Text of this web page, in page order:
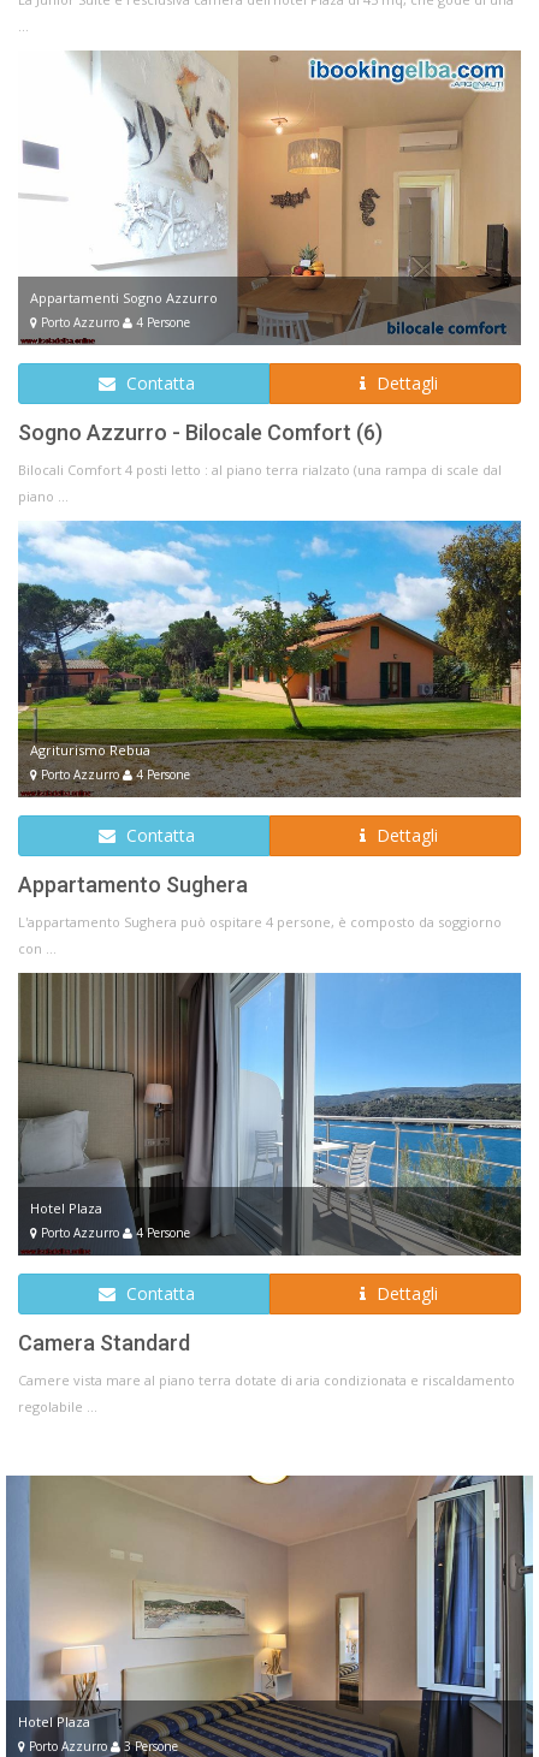
Appartamenti Sogno Azzurro
Porto Azzurro 4 Persone
Contatta Dettagli
Sogno Azzurro - Bilocale Comfort (6)
Bilocali Comfort 4 posti letto : al piano terra rialzato (una rampa di scale dal
piano ...
Agriturismo Rebua
Porto Azzurro 4 Persone
Contatta Dettagli
Appartamento Sughera
L'appartamento Sughera può ospitare 4 persone, è composto da soggiorno
con ...
Hotel Plaza
Porto Azzurro 4 Persone
Contatta Dettagli
Camera Standard
Camere vista mare al piano terra dotate di aria condizionata e riscaldamento
regolabile ...
Hotel Plaza
Porto Azzurro 3 Persone